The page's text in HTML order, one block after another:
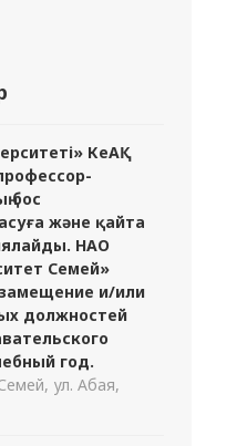
КеАҚ
бос
және қайта
НАО
Семей»
и/или
должностей
год.
ул. Абая,